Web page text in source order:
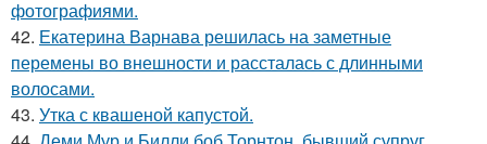
фотографиями.
42. Екатерина Варнава решилась на заметные
перемены во внешности и рассталась с длинными
волосами.
43. Утка с квашеной капустой.